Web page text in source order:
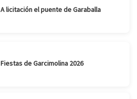
A licitación el puente de Garaballa
Fiestas de Garcimolina 2026